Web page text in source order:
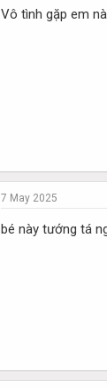
Vô tình gặp em
7 May 2025
bé này tướng tá